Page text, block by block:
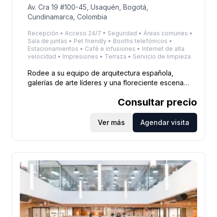
Av. Cra 19 #100-45, Usaquén, Bogotá,
Cundinamarca, Colombia
Recepción • Acceso 24/7 • Seguridad • Áreas comunes •
Sala de juntas • Pet friendly • Booths telefónicos •
Estacionamientos • Café e infusiones • Internet de alta
velocidad • Impresiones • Terraza • Servicio de limpieza
Rodee a su equipo de arquitectura española,
galerías de arte líderes y una floreciente escena
Usaquén, cerca del Country Club De Bogotá. Este
espacio de trabajo de tres pisos está diseñado para
enfatizar el equilibrio entre concentración y
creatividad, ofreciendo salones colaborativos,
oficinas privadas y cómodas salas de conferencias.
Viajar diariamente es sencillo con los autobuses de
las estaciones Transmilenio Prado y AC 127-Kr 54A a
poca distancia. Para tomar una dosis de sol, pasee
por los terrenos del Country Club con un compañero
de trabajo o disfrute de un almuerzo casero en La
Arepita De Medellín. Después del trabajo, diríjase al
Multicentro Usaquén para disfrutar de sus animadas
Consultar precio
Ver más Agendar visita